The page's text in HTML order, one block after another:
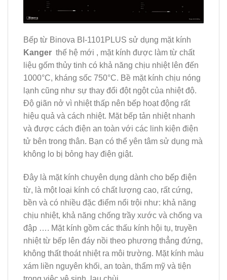
Bếp từ Binova BI-1101PLUS sử dụng mặt kính
Kanger thế hệ mới , mặt kính được làm từ chất
liệu gốm thủy tinh có khả năng chịu nhiệt lên đến
1000°C, kháng sốc 750°C. Bề mặt kính chịu nóng
lạnh cũng như sự thay đổi đột ngột của nhiệt độ.
Độ giãn nở vì nhiệt thấp nên bếp hoạt động rất
hiệu quả và cách nhiệt. Mặt bếp tản nhiệt nhanh
và được cách điện an toàn với các linh kiện điện
tử bên trong thân. Bạn có thể yên tâm sử dụng mà
không lo bị bỏng hay điện giật.
Đây là mặt kính chuyên dụng dành cho bếp điện
từ, là một loại kính có chất lượng cao, rất cứng,
bền và có nhiều đặc điểm nổi trội như: khả năng
chịu nhiệt, khả năng chống trầy xước và chống va
đập …. Mặt kính gồm các thấu kính hội tụ, truyền
nhiệt từ bếp lên đáy nồi theo phương thẳng đứng,
không thất thoát nhiệt ra môi trường. Mặt kính màu
xám liền nguyên khối, an toàn, thẩm mỹ và tiện